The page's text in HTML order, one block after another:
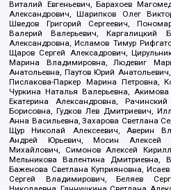
Виталий Евгеньевич, Барахоев
Александрович, Шарипков Олег
Шведов Григорий Сергеевич,
Валерий Валерьевич, Каргалицкий
Александровна, Исламов Тимур
Щаров Сергей Алексадрович,
Марина Владимировна, Людевиг
Анатольевна, Паутов Юрий
Пислакова-Паркер Марина Петровна,
Чуркина Наталья Валерьевна,
Екатерина Александровна,
Борисовна, Гудков Лев Дмитриевич,
Анна Васильевна, Захарова Светлана
Щур Николай Алексеевич, Аверин
Андрей Юрьевич, Мосин Алексей
Михайлович, Симонов Алексей
Мельникова Валентина Дмитриевна,
Баженова Светлана Куприяновна,
Сергей Владимирович, Беляев